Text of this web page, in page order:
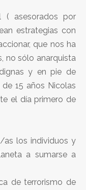
( asesorados por
estrategias con
que nos ha
no sólo anarquista
y en pie de
15 años Nicolas
el día primero de
as los individuos y
a sumarse a
de terrorismo de